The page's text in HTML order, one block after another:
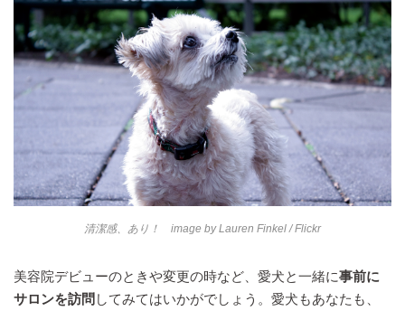
清潔感、あり！ image byLauren Finkel / Flickr
美容院デビューのときや変更の時など、愛犬と一緒に事前に
サロンを訪問 してみてはいかがでしょう。愛犬もあなたも、